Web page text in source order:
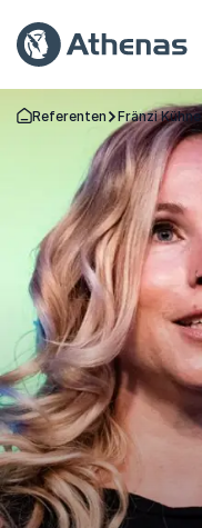
Zurück zur Startseite
Referenten Fränzi Kühne